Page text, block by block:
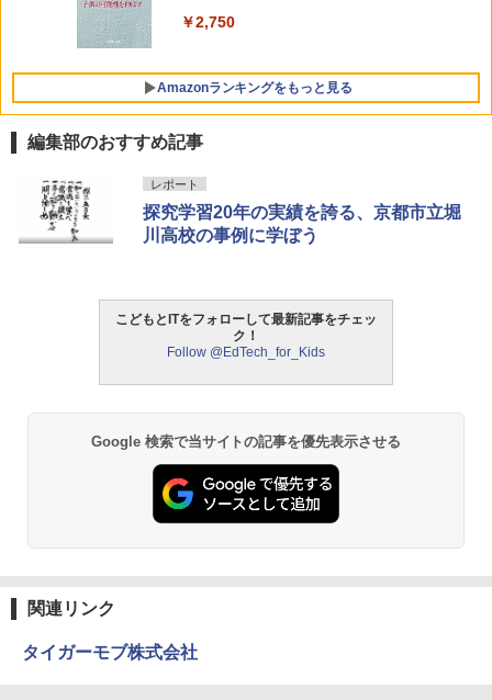
￥2,750
Amazonランキングをもっと見る
Amazon Fire HD 10 キッズモデル (10イ
ンチ) ピンク 対象年齢3歳から 数千点の
キッズコンテンツが1年間使い放題
パイロット スイスイおえかき for Study
何回も書ける! れんしゅうボード ひらが
な・カタカナ・すうじ・ABC 3歳以上 知
￥2,073
【くもん出版公式特別セット】くもん出
タッチペンで音が聞ける!はじめてずかん
1000 英語つき ([バラエティ])
￥5,478
中学英語をもう一度ひとつひとつわかり
やすく。改訂版
￥2,750
仮面ライダー 改造人間 限定ケース版
￥4,290
つかめ！理科ダマン 12 最強ロボット決
戦！編
ThinkFun ボードゲーム 「サーキット・
メイズ」 配線回路をプログラミングする
日本語説明書付 8歳~ 76341 誕生日 クリ
スマス
モルカ: 原子・分子に強くなるカードゲ
ーム
物理実験モデル楽器電磁気教材を教える
ダルトンボード/ゴルトンボード物理学、
4
エンジニアリングキット小さなカート -
編集部のおすすめ記事
レポート
探究学習20年の実績を誇る、京都市立堀
川高校の事例に学ぼう
こどもとITをフォローして最新記事をチェッ
ク！
Follow @EdTech_for_Kids
Google 検索で当サイトの記事を優先表示させる
関連リンク
タイガーモブ株式会社